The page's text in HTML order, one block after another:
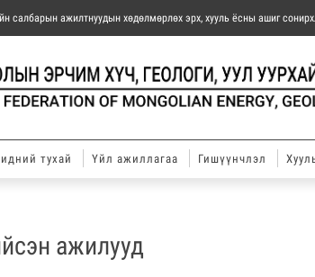
салбарын ажилтнуудын хөдөлмөрлөх эрх, хууль ёсны ашиг
тухай Үйл ажиллагаа Гишүүнчлэл
ажилууд